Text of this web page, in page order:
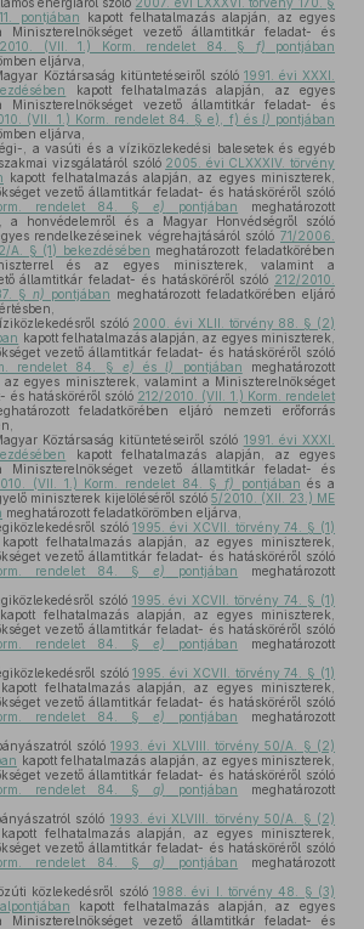
pontjában kapott felhatalmazás alapján, az egyes
Miniszterelnökséget vezető államtitkár feladat- és
2010. (VII. 1.) Korm. rendelet 84. § f) pontjában
eljárva,
Köztársaság kitüntetéseiről szóló 1991. évi XXXI.
kapott felhatalmazás alapján, az egyes
Miniszterelnökséget vezető államtitkár feladat- és
(VII. 1.) Korm. rendelet 84. § e), f) és l) pontjában
eljárva,
, a vasúti és a víziközlekedési balesetek és egyéb
vizsgálatáról szóló 2005. évi CLXXXIV. törvény
kapott felhatalmazás alapján, az egyes miniszterek,
vezető államtitkár feladat- és hatásköréről szóló
rendelet 84. §e) pontjában meghatározott
a honvédelemről és a Magyar Honvédségről szóló
rendelkezéseinek végrehajtásáról szóló 71/2006.
A. § (1) bekezdésében meghatározott feladatkörében
és az egyes miniszterek, valamint a
államtitkár feladat- és hatásköréről szóló 212/2010.
§ n) pontjában meghatározott feladatkörében eljáró
szóló 2000. évi XLII. törvény 88. § (2)
kapott felhatalmazás alapján, az egyes miniszterek,
vezető államtitkár feladat- és hatásköréről szóló
rendelet 84. § e) ésl) pontjában meghatározott
az egyes miniszterek, valamint a Miniszterelnökséget
és hatásköréről szóló 212/2010. (VII. 1.) Korm. rendelet
feladatkörében eljáró nemzeti erőforrás
Köztársaság kitüntetéseiről szóló 1991. évi XXXI.
kapott felhatalmazás alapján, az egyes
Miniszterelnökséget vezető államtitkár feladat- és
(VII. 1.) Korm. rendelet 84. §f) pontjában és a
miniszterek kijelöléséről szóló 5/2010. (XII. 23.) ME
meghatározott feladatkörömben eljárva,
szóló1995. évi XCVII. törvény 74. § (1)
kapott felhatalmazás alapján, az egyes miniszterek,
vezető államtitkár feladat- és hatásköréről szóló
rendelet 84. §e) pontjában meghatározott
szóló 1995. évi XCVII. törvény 74. § (1)
kapott felhatalmazás alapján, az egyes miniszterek,
vezető államtitkár feladat- és hatásköréről szóló
rendelet 84. §e) pontjában meghatározott
szóló1995. évi XCVII. törvény 74. § (1)
kapott felhatalmazás alapján, az egyes miniszterek,
vezető államtitkár feladat- és hatásköréről szóló
rendelet 84. §e) pontjában meghatározott
szóló1993. évi XLVIII. törvény 50/A. § (2)
kapott felhatalmazás alapján, az egyes miniszterek,
vezető államtitkár feladat- és hatásköréről szóló
rendelet 84. §g) pontjában meghatározott
szóló 1993. évi XLVIII. törvény 50/A. § (2)
kapott felhatalmazás alapján, az egyes miniszterek,
vezető államtitkár feladat- és hatásköréről szóló
rendelet 84. §g) pontjában meghatározott
közlekedésről szóló 1988. évi I. törvény 48. § (3)
kapott felhatalmazás alapján, az egyes
Miniszterelnökséget vezető államtitkár feladat- és